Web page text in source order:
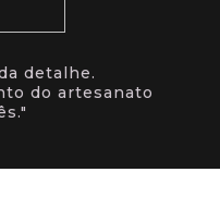
detalhe.
do artesanato